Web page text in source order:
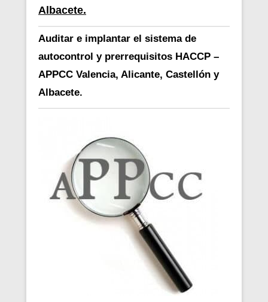
Albacete.
Auditar e implantar el sistema de
autocontrol y prerrequisitos HACCP –
APPCC Valencia, Alicante, Castellón y
Albacete.